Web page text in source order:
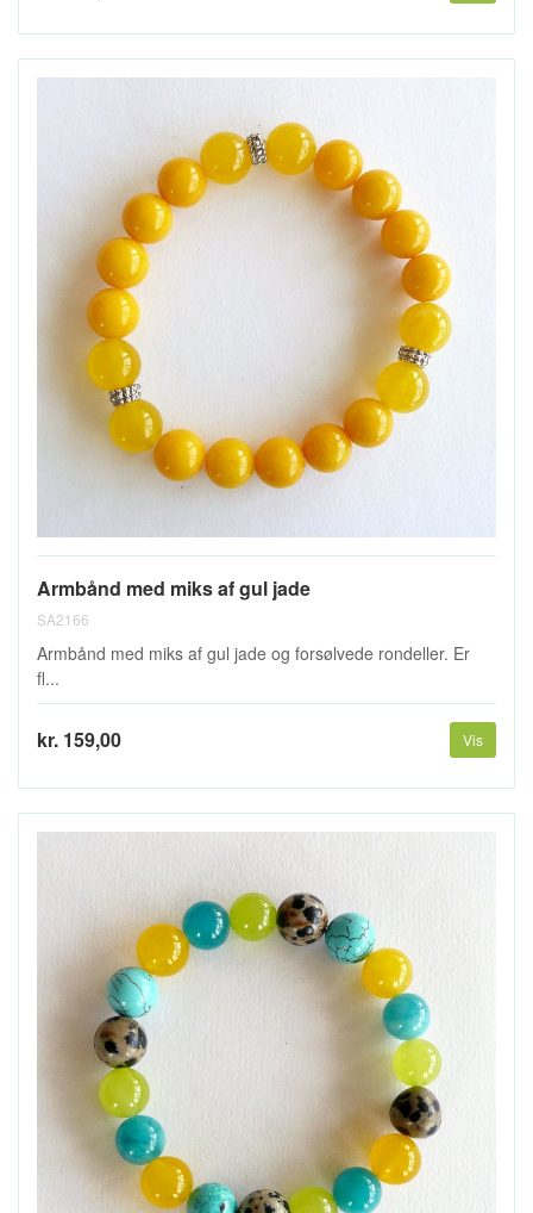
Armbånd med miks af gul jade
SA2166
Armbånd med miks af gul jade og forsølvede rondeller. Er
fl...
kr. 159,00 Vis